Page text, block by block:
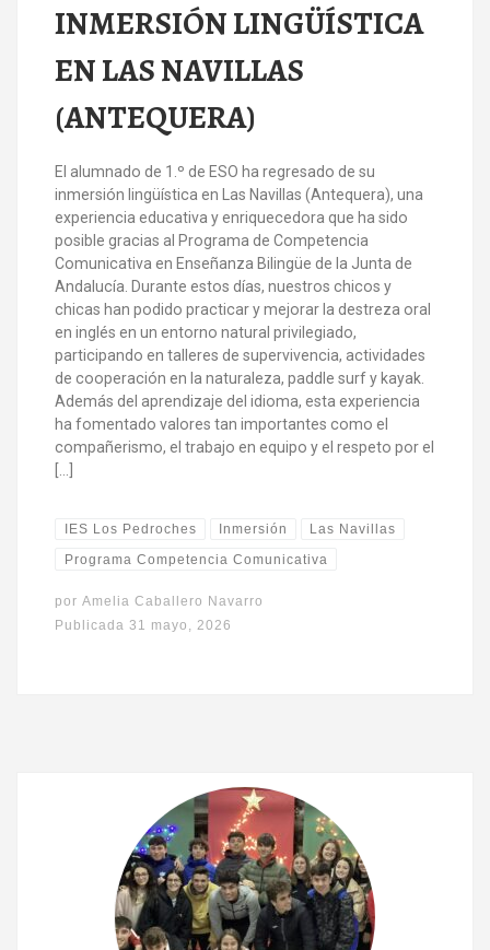
INMERSIÓN LINGÜÍSTICA
EN LAS NAVILLAS
(ANTEQUERA)
El alumnado de 1.º de ESO ha regresado de su
inmersión lingüística en Las Navillas (Antequera), una
experiencia educativa y enriquecedora que ha sido
posible gracias al Programa de Competencia
Comunicativa en Enseñanza Bilingüe de la Junta de
Andalucía. Durante estos días, nuestros chicos y
chicas han podido practicar y mejorar la destreza oral
en inglés en un entorno natural privilegiado,
participando en talleres de supervivencia, actividades
de cooperación en la naturaleza, paddle surf y kayak.
Además del aprendizaje del idioma, esta experiencia
ha fomentado valores tan importantes como el
compañerismo, el trabajo en equipo y el respeto por el
IES Los Pedroches Inmersión Las Navillas
Programa Competencia Comunicativa
porAmelia Caballero Navarro
Publicada31 mayo, 2026